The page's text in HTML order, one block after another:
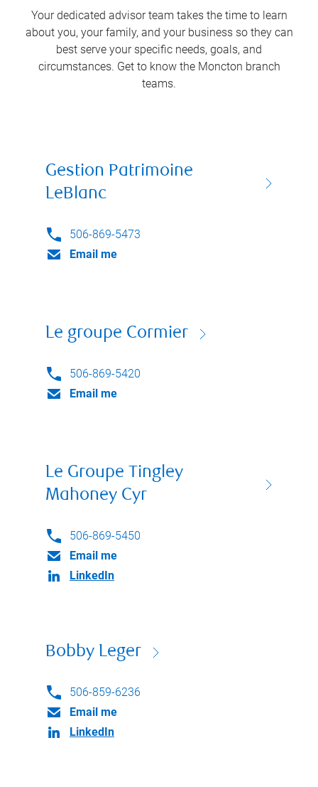
Your dedicated advisor team takes the time to learn
about you, your family, and your business so they can
best serve your specific needs, goals, and
circumstances. Get to know the Moncton branch
teams.
Gestion Patrimoine
LeBlanc
506-869-5473
Email me
Le groupe Cormier
506-869-5420
Email me
Le Groupe Tingley
Mahoney Cyr
506-869-5450
Email me
LinkedIn
Bobby Leger
506-859-6236
Email me
LinkedIn